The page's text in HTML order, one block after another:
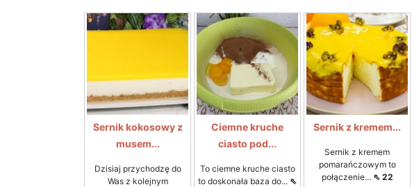
Sernik kokosowy z
musem...
Dzisiaj przychodzę do
Was z kolejnym
Ciemne kruche
ciasto pod...
To ciemne kruche ciasto
to doskonała baza do... ⇖
Sernik z kremem...
Sernik z kremem
pomarańczowym to
połączenie... ⇖ 22